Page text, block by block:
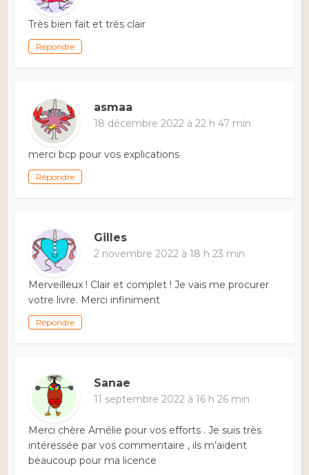
Très bien fait et très clair
Répondre
asmaa
18 décembre 2022 à 22 h 47 min
merci bcp pour vos explications
Répondre
Gilles
2 novembre 2022 à 18 h 23 min
Merveilleux ! Clair et complet ! Je vais me procurer
votre livre. Merci infiniment
Répondre
Sanae
11 septembre 2022 à 16 h 26 min
Merci chère Amélie pour vos efforts . Je suis très
intéressée par vos commentaire , ils m’aident
beaucoup pour ma licence